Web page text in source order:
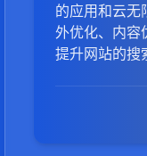
的应用和云无
外优化、内容
提升网站的搜